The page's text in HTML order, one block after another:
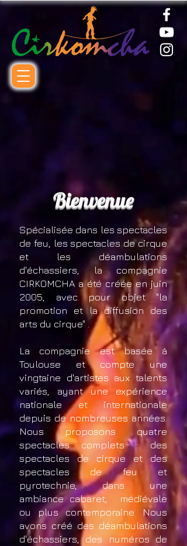
Bienvenue
Spécialisée dans les spectacles
de feu, les spectacles de cirque
et les déambulations
d'échassiers, la compagnie
CIRKOMCHA a été créée en juin
2005, avec pour objet "la
promotion et la diffusion des
arts du cirque" .
La compagnie est basée à
Toulouse et compte une
vingtaine d'artistes aux talents
variés, ayant une expérience
nationale et internationale
depuis de nombreuses années.
Nous proposons quatre
spectacles complets : des
spectacles de cirque et des
spectacles de feu et
pyrotechnie, dans une
ambiance cabaret, médiévale
ou plus contemporaine. Nous
avons créé des déambulations
d'échassiers, des numéros de